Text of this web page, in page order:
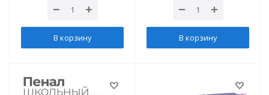
В корзину В корзину